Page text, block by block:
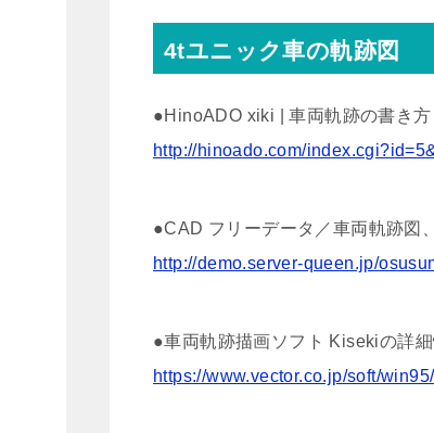
4tユニック車の軌跡図
●HinoADO xiki | 車両軌跡の書き方
http://hinoado.com/
●CAD フリーデータ／車両軌跡図
http://demo.server-queen.jp/
●車両軌跡描画ソフト Kisekiの詳
https://www.vector.co.jp/soft/